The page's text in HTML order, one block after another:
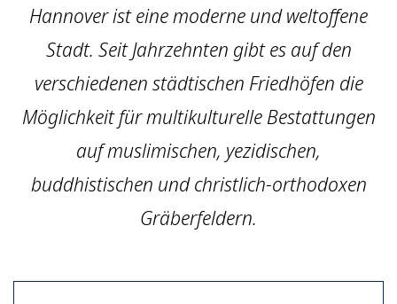
Hannover ist eine moderne und weltoffene
Stadt. Seit Jahrzehnten gibt es auf den
verschiedenen städtischen Friedhöfen die
Möglichkeit für multikulturelle Bestattungen
auf muslimischen, yezidischen,
buddhistischen und christlich-orthodoxen
Gräberfeldern.